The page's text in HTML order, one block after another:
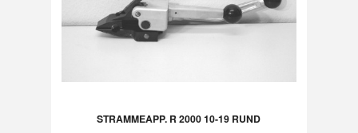
STRAMMEAPP. R 2000 10-19 RUND